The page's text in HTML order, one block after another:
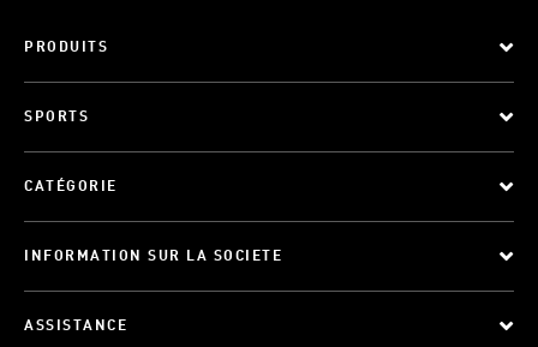
PRODUITS
SPORTS
CATÉGORIE
INFORMATION SUR LA SOCIETE
ASSISTANCE